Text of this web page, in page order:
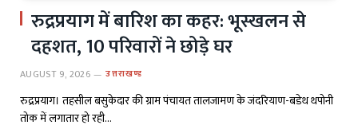
रुद्रप्रयाग में बारिश का कहर: भूस्खलन से
दहशत, 10 परिवारों ने छोड़े घर
AUGUST 9, 2026 उत्तराखण्ड
रुद्रप्रयाग। तहसील बसुकेदार की ग्राम पंचायत तालजामण के जंदरियाण-बडेथ थपोनी
तोक में लगातार हो रही…